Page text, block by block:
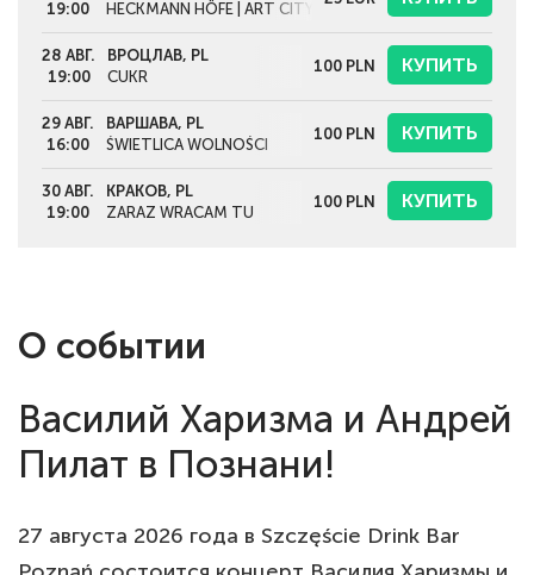
19:00 HECKMANN HÖFE | ART CITY PEOPLE BIG PLACE
28 АВГ.
19:00
ВРОЦЛАВ, PL
CUKR
100 PLN КУПИТЬ
29 АВГ.
16:00
ВАРШАВА, PL
ŚWIETLICA WOLNOŚCI
100 PLN КУПИТЬ
30 АВГ.
19:00
КРАКОВ, PL
ZARAZ WRACAM TU
100 PLN КУПИТЬ
О событии
Василий Харизма и Андрей
Пилат в Познани!
27 августа 2026 года в Szczęście Drink Bar